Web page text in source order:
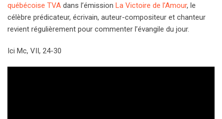
québécoise TVA dans l’émission La Victoire de l’Amour, le
célèbre prédicateur, écrivain, auteur-compositeur et chanteur
revient régulièrement pour commenter l’évangile du jour.
Ici Mc, VII, 24-30